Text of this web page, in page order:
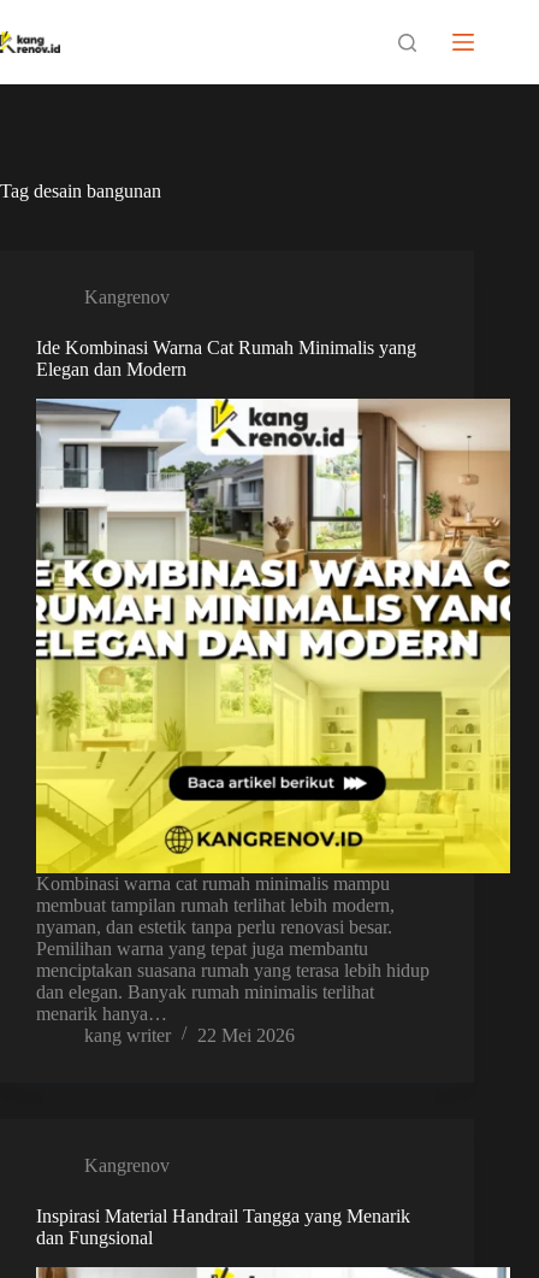
to
content
Tag desain bangunan
Kangrenov
Ide Kombinasi Warna Cat Rumah Minimalis yang
Elegan dan Modern
Kombinasi warna cat rumah minimalis mampu
membuat tampilan rumah terlihat lebih modern,
nyaman, dan estetik tanpa perlu renovasi besar.
Pemilihan warna yang tepat juga membantu
menciptakan suasana rumah yang terasa lebih hidup
dan elegan. Banyak rumah minimalis terlihat
menarik hanya…
kang writer
22 Mei 2026
Kangrenov
Inspirasi Material Handrail Tangga yang Menarik
dan Fungsional